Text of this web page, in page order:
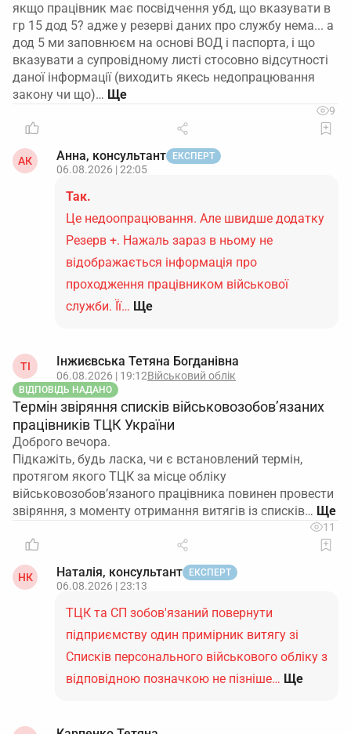
якщо працівник має посвідчення убд, що вказувати в
гр 15 дод 5? адже у резерві даних про службу нема... а
дод 5 ми заповнюєм на основі ВОД і паспорта, і що
вказувати а супровідному листі стосовно відсутності
даної інформації (виходить якесь недопрацювання
закону чи що)…
9
АК Анна, консультант ЕКСПЕРТ
06.08.2026 | 22:05
Так.
Це недоопрацювання. Але швидше додатку
Резерв +. Нажаль зараз в ньому не
відображається інформація про
проходження працівником військової
служби. Її… Ще
ТІ Інжиєвська Тетяна Богданівна
06.08.2026 | 19:12Військовий облік
ВІДПОВІДЬ НАДАНО
Термін звіряння списків військовозобов’язаних
працівників ТЦК України
Доброго вечора.
Підкажіть, будь ласка, чи є встановлений термін,
протягом якого ТЦК за місце обліку
військовозобов’язаного працівника повинен провести
звіряння, з моменту отримання витягів із списків…
11
НК Наталія, консультант ЕКСПЕРТ
06.08.2026 | 23:13
ТЦК та СП зобов'язаний повернути
підприємству один примірник витягу зі
Списків персонального військового обліку з
відповідною позначкою не пізніше… Ще